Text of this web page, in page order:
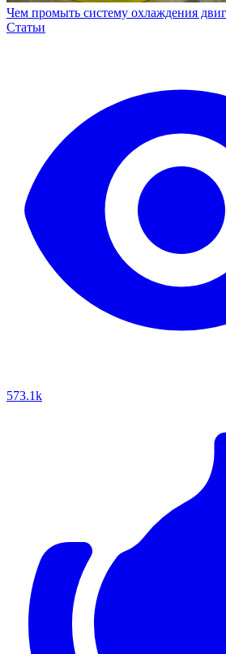
Чем промыть систему охлаждения
Статьи
573.1k